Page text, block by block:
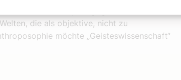
bei der Waldorfpädagogik, nicht
die als objektive, nicht zu
möchte „Geisteswissenschaft“